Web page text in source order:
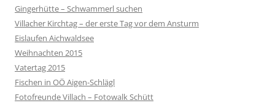
Gingerhütte – Schwammerl suchen
Villacher Kirchtag – der erste Tag vor dem Ansturm
Eislaufen Aichwaldsee
Weihnachten 2015
Vatertag 2015
Fischen in OÖ Aigen-Schlägl
Fotofreunde Villach – Fotowalk Schütt